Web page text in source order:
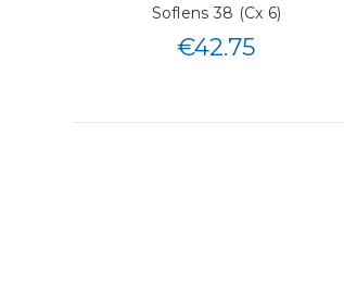
Soflens 38 (Cx 6)
€42.75